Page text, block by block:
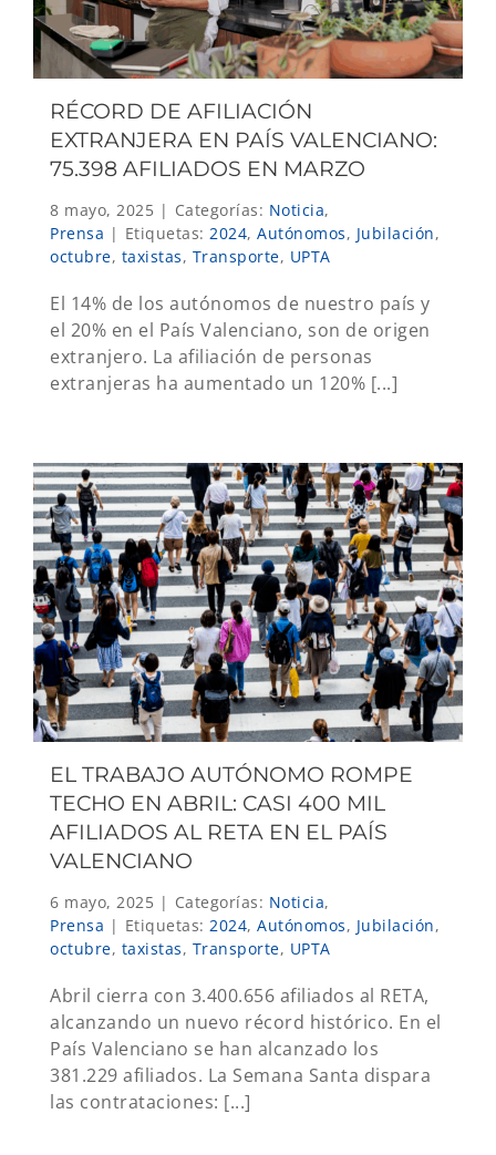
RÉCORD DE AFILIACIÓN
EXTRANJERA EN PAÍS VALENCIANO:
75.398 AFILIADOS EN MARZO
8 mayo, 2025 | Categorías: Noticia,
Prensa | Etiquetas: 2024, Autónomos, Jubilación,
octubre, taxistas, Transporte, UPTA
El 14% de los autónomos de nuestro país y
el 20% en el País Valenciano, son de origen
extranjero. La afiliación de personas
extranjeras ha aumentado un 120% [...]
EL TRABAJO AUTÓNOMO ROMPE
TECHO EN ABRIL: CASI 400 MIL
AFILIADOS AL RETA EN EL PAÍS
VALENCIANO
6 mayo, 2025 | Categorías: Noticia,
Prensa | Etiquetas: 2024, Autónomos, Jubilación,
octubre, taxistas, Transporte, UPTA
Abril cierra con 3.400.656 afiliados al RETA,
alcanzando un nuevo récord histórico. En el
País Valenciano se han alcanzado los
381.229 afiliados. La Semana Santa dispara
las contrataciones: [...]